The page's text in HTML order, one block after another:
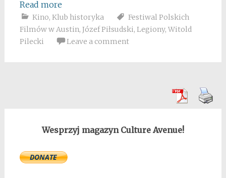
Read more
Kino, Klub historyka
Festiwal Polskich
Filmów w Austin, Józef Piłsudski, Legiony, Witold
Pilecki
Leave a comment
Wesprzyj magazyn Culture Avenue!